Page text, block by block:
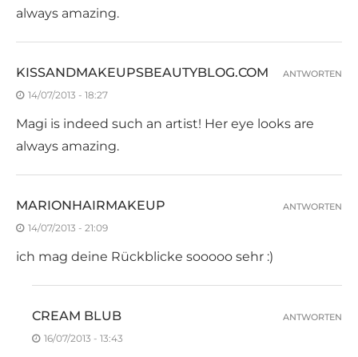
always amazing.
KISSANDMAKEUPSBEAUTYBLOG.COM
14/07/2013 - 18:27
Magi is indeed such an artist! Her eye looks are
always amazing.
ANTWORTEN
MARIONHAIRMAKEUP
14/07/2013 - 21:09
ich mag deine Rückblicke sooooo sehr :)
ANTWORTEN
CREAM BLUB
16/07/2013 - 13:43
ANTWORTEN